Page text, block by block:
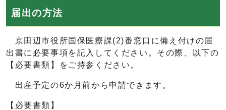
届出の方法
京田辺市役所国保医療課(2)番窓口に備え付けの届
出書に必要事項を記入してください。その際、以下の
【必要書類】をご持参ください。
出産予定の6か月前から申請できます。
【必要書類】